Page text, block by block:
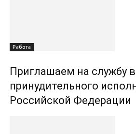
Работа
Приглашаем на службу
принудительного
Российской Федерации